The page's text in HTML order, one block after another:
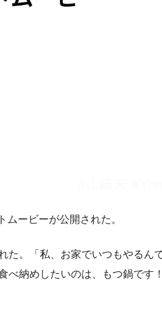
ービーが公開された。
た。「私、お家でいつもやるん
べ納めしたいのは、もつ鍋です